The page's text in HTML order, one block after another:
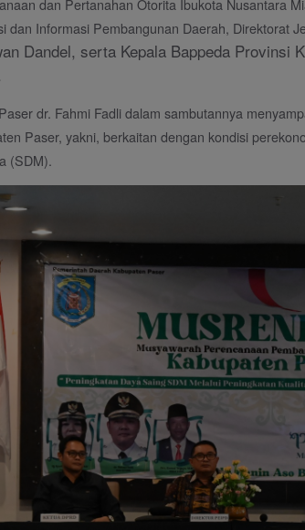
dan Pertanahan Otorita Ibukota Nusantara
dan Informasi Pembangunan Daerah, Direktorat
Dandel, serta Kepala Bappeda Provinsi
dr. Fahmi Fadli dalam sambutannya
Paser, yakni, berkaitan dengan kondisi
(SDM).